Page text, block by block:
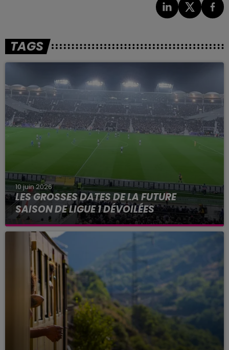
TAGS
10 juin 2026
LES GROSSES DATES DE LA FUTURE
SAISON DE LIGUE 1 DÉVOILÉES
Parmi les grosses dates de la saison à venir, une
ultime journée au Parc des Princes en mai
prochain.